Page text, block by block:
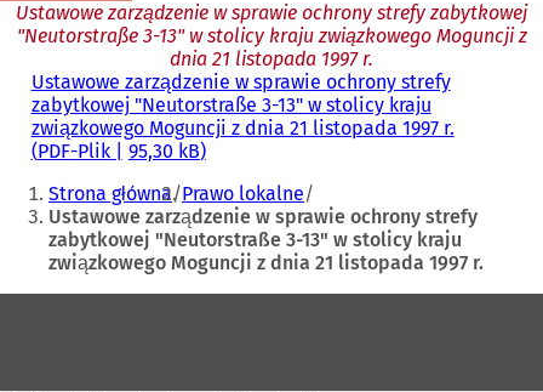
Ustawowe zarządzenie w sprawie ochrony strefy zabytkowej
"Neutorstraße 3-13" w stolicy kraju związkowego Moguncji z
dnia 21 listopada 1997 r.
Ustawowe zarządzenie w sprawie ochrony strefy
zabytkowej "Neutorstraße 3-13" w stolicy kraju
związkowego Moguncji z dnia 21 listopada 1997 r.
PDF-Plik 95,30 kB
Jesteś
tutaj:
Strona główna Prawo lokalne
Ustawowe zarządzenie w sprawie ochrony strefy
zabytkowej "Neutorstraße 3-13" w stolicy kraju
związkowego Moguncji z dnia 21 listopada 1997 r.